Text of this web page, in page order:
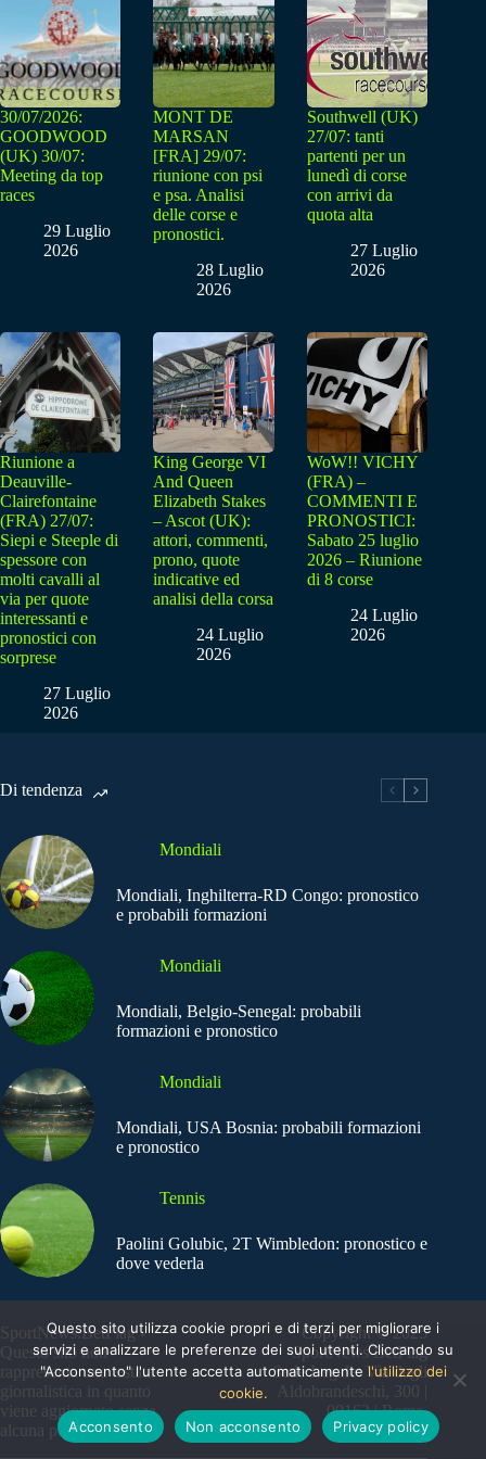
30/07/2026:
GOODWOOD
(UK) 30/07:
Meeting da top
races
29 Luglio
2026
MONT DE
MARSAN
[FRA] 29/07:
riunione con psi
e psa. Analisi
delle corse e
pronostici.
28 Luglio
2026
Southwell (UK)
27/07: tanti
partenti per un
lunedì di corse
con arrivi da
quota alta
27 Luglio
2026
Riunione a
Deauville-
Clairefontaine
(FRA) 27/07:
Siepi e Steeple di
spessore con
molti cavalli al
via per quote
interessanti e
pronostici con
sorprese
27 Luglio
2026
King George VI
And Queen
Elizabeth Stakes
– Ascot (UK):
attori, commenti,
prono, quote
indicative ed
analisi della corsa
24 Luglio
2026
WoW!! VICHY
(FRA) –
COMMENTI E
PRONOSTICI:
Sabato 25 luglio
2026 – Riunione
di 8 corse
24 Luglio
2026
Di tendenza
Mondiali
Mondiali, Inghilterra-RD Congo: pronostico
e probabili formazioni
Mondiali
Mondiali, Belgio-Senegal: probabili
formazioni e pronostico
Mondiali
Mondiali, USA Bosnia: probabili formazioni
e pronostico
Tennis
Paolini Golubic, 2T Wimbledon: pronostico e
dove vederla
SportNews.BetFlag -
Questo sito non
rappresenta una testata
giornalistica in quanto
viene aggiornato senza
alcuna periodicità
Copyright © 2025
SportNews BetFlag
Sede Legale: Via degli
Aldobrandeschi, 300 |
00163 | Roma
Questo sito utilizza cookie propri e di terzi per migliorare i
servizi e analizzare le preferenze dei suoi utenti. Cliccando su
"Acconsento" l'utente accetta automaticamente l'utilizzo dei
cookie.
Acconsento
Non acconsento Privacy policy